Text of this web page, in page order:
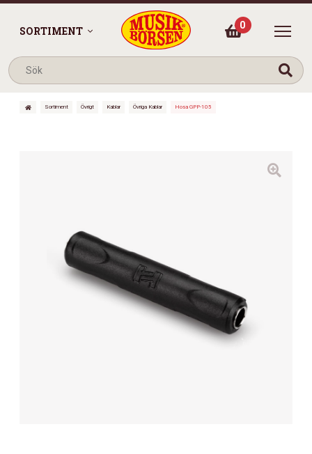
SORTIMENT 0
Sortiment Övrigt Kablar Övriga Kablar Hosa GPP-105